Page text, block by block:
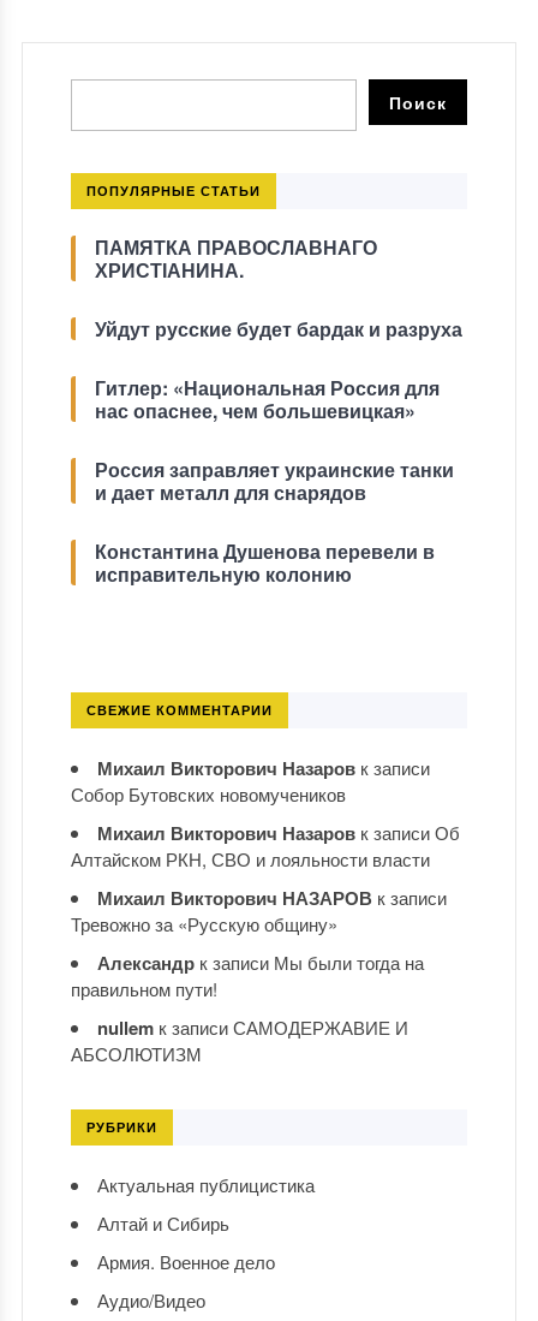
ПОПУЛЯРНЫЕ СТАТЬИ
ПАМЯТКА ПРАВОСЛАВНАГО
ХРИСТІАНИНА.
Уйдут русские будет бардак и разруха
Гитлер: «Национальная Россия для
нас опаснее, чем большевицкая»
Россия заправляет украинские танки
и дает металл для снарядов
Константина Душенова перевели в
исправительную колонию
СВЕЖИЕ КОММЕНТАРИИ
Михаил Викторович Назаровк записи
Собор Бутовских новомучеников
Михаил Викторович Назаровк записиОб
Алтайском РКН, СВО и лояльности власти
Михаил Викторович НАЗАРОВ к записи
Тревожно за «Русскую общину»
Александрк записи Мы были тогда на
правильном пути!
nullemк записиСАМОДЕРЖАВИЕ И
АБСОЛЮТИЗМ
РУБРИКИ
Актуальная публицистика
Алтай и Сибирь
Армия. Военное дело
Аудио/Видео